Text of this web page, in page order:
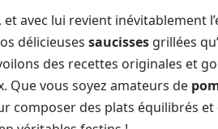
avec lui revient inévitablement
délicieuses saucisses grillées
des recettes originales et
Que vous soyez amateurs de
composer des plats équilibrés